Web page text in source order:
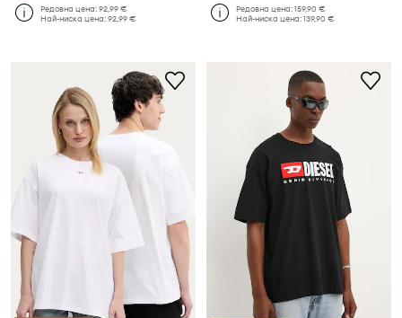
Редовна цена:92,99 €
Най-ниска цена:92,99 €
Редовна цена:159,90 €
Най-ниска цена:139,90 €